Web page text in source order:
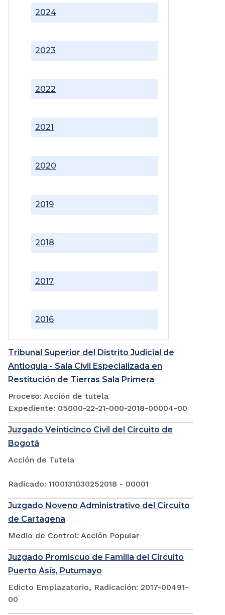
2016
2017
2018
2019
2020
2021
2022
2023
2024
Tribunal Superior del Distrito Judicial de
Antioquia - Sala Civil Especializada en
Restitución de Tierras Sala Primera
Proceso: Acción de tutela
Expediente: 05000-22-21-000-2018-00004-00
Juzgado Veinticinco Civil del Circuito de
Bogotá
Acción de Tutela
Radicado: 1100131030252018 - 00001
Juzgado Noveno Administrativo del Circuito
de Cartagena
Medio de Control: Acción Popular
Juzgado Promiscuo de Familia del Circuito
Puerto Asís, Putumayo
Edicto Emplazatorio, Radicación: 2017-00491-
00